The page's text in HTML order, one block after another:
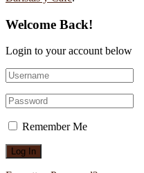
Welcome Back!
Login to your account below
Remember Me